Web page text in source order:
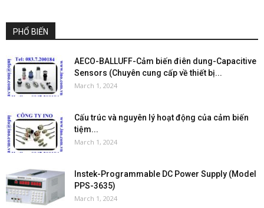
PHỔ BIẾN
AECO-BALLUFF-Cảm biến điên dung-Capacitive
Sensors (Chuyên cung cấp về thiết bị...
March 1, 2024
Cấu trúc và nguyên lý hoạt động của cảm biến
tiệm...
March 1, 2024
Instek-Programmable DC Power Supply (Model
PPS-3635)
March 1, 2024